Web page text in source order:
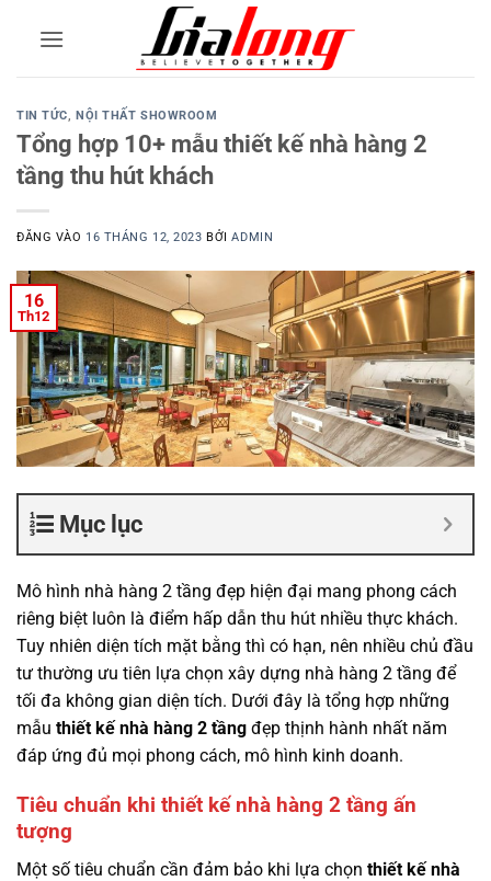
TIN TỨC,NỘI THẤT SHOWROOM
Tổng hợp 10+ mẫu thiết kế nhà hàng 2
tầng thu hút khách
ĐĂNG VÀO 16 THÁNG 12, 2023 BỞIADMIN
16
Th12
Mục lục
Mô hình nhà hàng 2 tầng đẹp hiện đại mang phong cách
riêng biệt luôn là điểm hấp dẫn thu hút nhiều thực khách.
Tuy nhiên diện tích mặt bằng thì có hạn, nên nhiều chủ đầu
tư thường ưu tiên lựa chọn xây dựng nhà hàng 2 tầng để
tối đa không gian diện tích. Dưới đây là tổng hợp những
mẫu thiết kế nhà hàng 2 tầng đẹp thịnh hành nhất năm
đáp ứng đủ mọi phong cách, mô hình kinh doanh.
Tiêu chuẩn khi thiết kế nhà hàng 2 tầng ấn
tượng
Một số tiêu chuẩn cần đảm bảo khi lựa chọn thiết kế nhà